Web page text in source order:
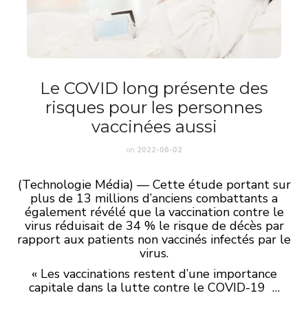
Le COVID long présente des
risques pour les personnes
vaccinées aussi
on 2022-06-02
(Technologie Média) — Cette étude portant sur
plus de 13 millions d’anciens combattants a
également révélé que la vaccination contre le
virus réduisait de 34 % le risque de décès par
rapport aux patients non vaccinés infectés par le
virus.
« Les vaccinations restent d’une importance
capitale dans la lutte contre le COVID-19 …